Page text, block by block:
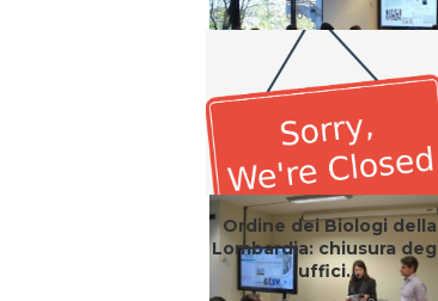
Ordine dei Biologi della
Lombardia: chiusura
uffici...